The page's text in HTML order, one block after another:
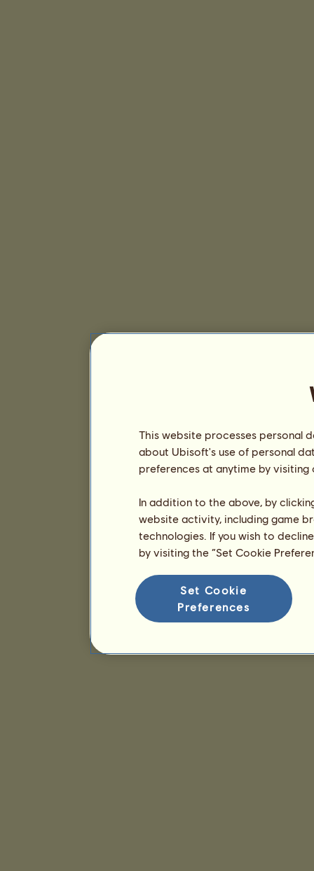
This website processes personal
about Ubisoft's use of personal
preferences at anytime by
In addition to the above, by
website activity, including game
technologies. If you wish to
by visiting the “Set Cookie
Set Cookie
Preferences